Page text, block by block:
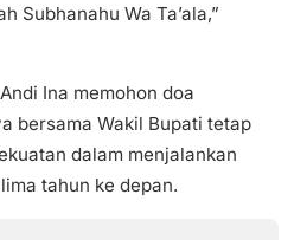
Subhanahu Wa Ta’ala,”
Ina memohon doa
bersama Wakil Bupati tetap
dalam menjalankan
tahun ke depan.